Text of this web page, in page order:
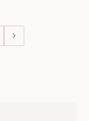
chevron_right